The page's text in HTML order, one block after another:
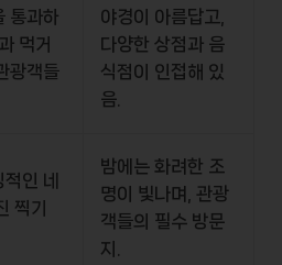
통과하
먹거
광객들
야경이 아름답고,
다양한 상점과 음
식점이 인접해 있
음.
인 네
찍기
밤에는 화려한 조
명이 빛나며, 관광
객들의 필수 방문
지.